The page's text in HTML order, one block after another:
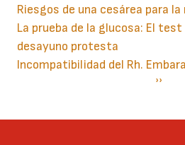
Riesgos de una cesárea para la
La prueba de la glucosa: El test
desayuno protesta
Incompatibilidad del Rh.
››